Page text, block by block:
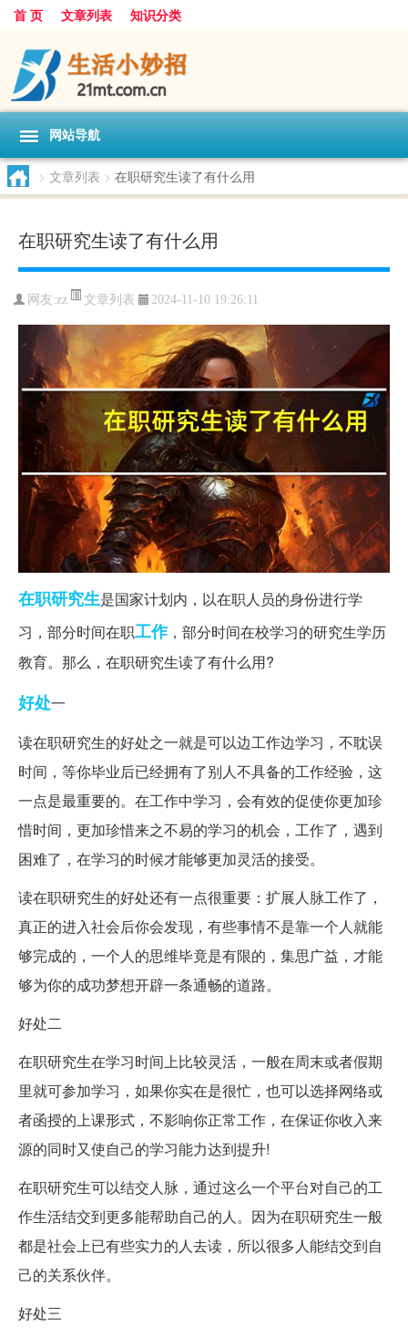
首 页 文章列表 知识分类
网站导航
> 文章列表 > 在职研究生读了有什么用
在职研究生读了有什么用
网友:zz 文章列表 2024-11-10 19:26:11
在职研究生是国家计划内，以在职人员的身份进行学
习，部分时间在职工作，部分时间在校学习的研究生学历
教育。那么，在职研究生读了有什么用?
好处一
读在职研究生的好处之一就是可以边工作边学习，不耽误
时间，等你毕业后已经拥有了别人不具备的工作经验，这
一点是最重要的。在工作中学习，会有效的促使你更加珍
惜时间，更加珍惜来之不易的学习的机会，工作了，遇到
困难了，在学习的时候才能够更加灵活的接受。
读在职研究生的好处还有一点很重要：扩展人脉工作了，
真正的进入社会后你会发现，有些事情不是靠一个人就能
够完成的，一个人的思维毕竟是有限的，集思广益，才能
够为你的成功梦想开辟一条通畅的道路。
好处二
在职研究生在学习时间上比较灵活，一般在周末或者假期
里就可参加学习，如果你实在是很忙，也可以选择网络或
者函授的上课形式，不影响你正常工作，在保证你收入来
源的同时又使自己的学习能力达到提升!
在职研究生可以结交人脉，通过这么一个平台对自己的工
作生活结交到更多能帮助自己的人。因为在职研究生一般
都是社会上已有些实力的人去读，所以很多人能结交到自
己的关系伙伴。
好处三